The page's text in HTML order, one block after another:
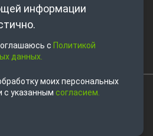
информации
с Политикой
данных.
моих персональных
с указанным согласием.
Все права защищены.
на этом сайте, носит